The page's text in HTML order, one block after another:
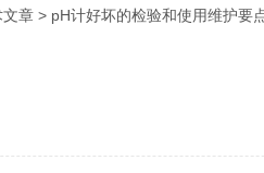
文章 > pH计好坏的检验和使用维护要